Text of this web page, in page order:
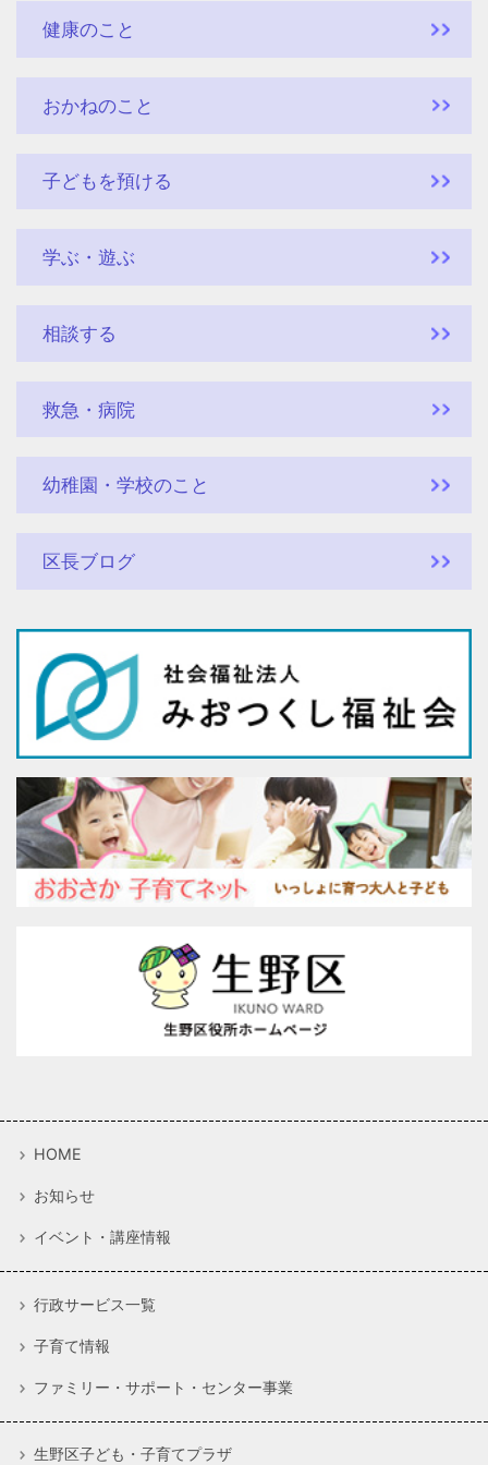
健康のこと
おかねのこと
子どもを預ける
学ぶ・遊ぶ
相談する
救急・病院
幼稚園・学校のこと
区長ブログ
HOME
お知らせ
イベント・講座情報
行政サービス一覧
子育て情報
ファミリー・サポート・センター事業
生野区子ども・子育てプラザ